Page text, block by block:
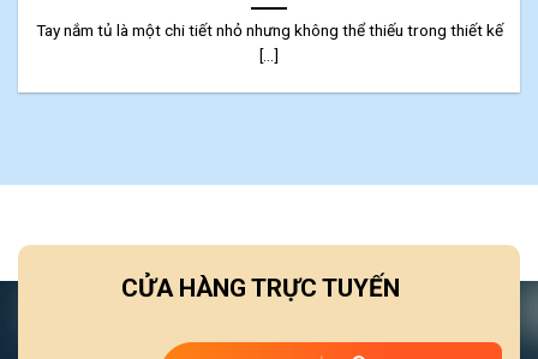
Tay nắm tủ là một chi tiết nhỏ nhưng không thể thiếu trong thiết kế
[...]
CỬA HÀNG TRỰC TUYẾN